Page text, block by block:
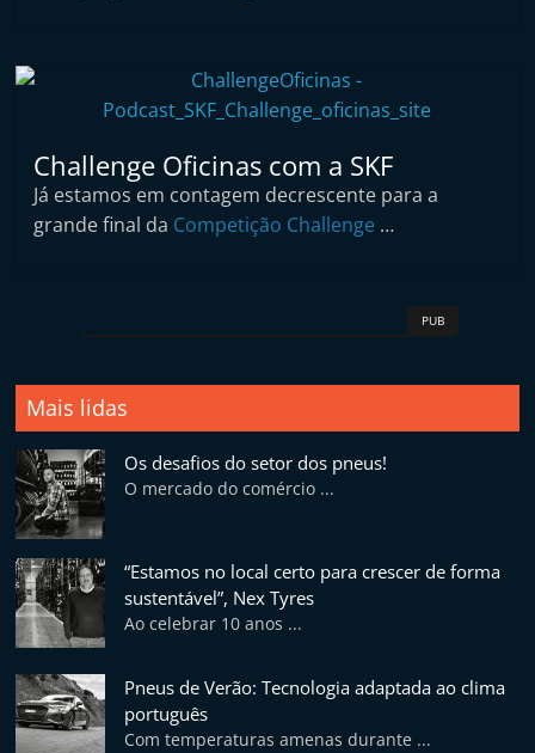
e
s
e
i
s
p
i
o
s
Challenge Oficinas com a SKF
Já estamos em contagem decrescente para a
grande final da Competição Challenge …
PUB
Mais lidas
Os desafios do setor dos pneus!
O mercado do comércio ...
“Estamos no local certo para crescer de forma
sustentável”, Nex Tyres
Ao celebrar 10 anos ...
Pneus de Verão: Tecnologia adaptada ao clima
português
Com temperaturas amenas durante ...